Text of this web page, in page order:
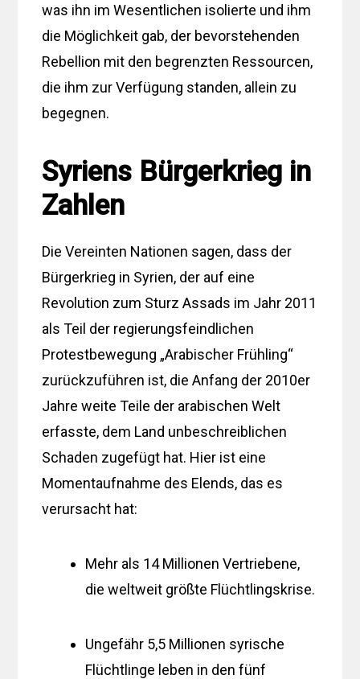
was ihn im Wesentlichen isolierte und ihm
die Möglichkeit gab, der bevorstehenden
Rebellion mit den begrenzten Ressourcen,
die ihm zur Verfügung standen, allein zu
begegnen.
Syriens Bürgerkrieg in
Zahlen
Die Vereinten Nationen sagen, dass der
Bürgerkrieg in Syrien, der auf eine
Revolution zum Sturz Assads im Jahr 2011
als Teil der regierungsfeindlichen
Protestbewegung „Arabischer Frühling“
zurückzuführen ist, die Anfang der 2010er
Jahre weite Teile der arabischen Welt
erfasste, dem Land unbeschreiblichen
Schaden zugefügt hat. Hier ist eine
Momentaufnahme des Elends, das es
verursacht hat:
Mehr als 14 Millionen Vertriebene,
die weltweit größte Flüchtlingskrise.
Ungefähr 5,5 Millionen syrische
Flüchtlinge leben in den fünf